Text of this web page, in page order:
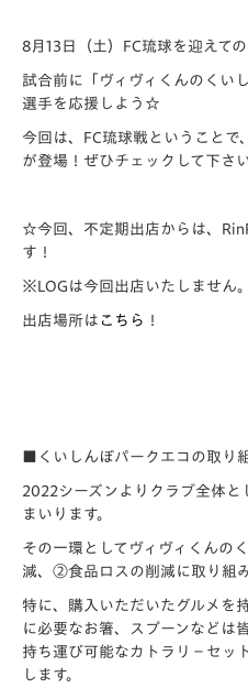
8月13日（土）FC琉球を迎えての
試合前に「ヴィヴィくんのくい
選手を応援しよう☆
今回は、FC琉球戦ということ
が登場！ぜひチェックして下さい
☆今回、不定期出店からは、
す！
※LOGは今回出店いたしません。
出店場所は こちら ！
■くいしんぼパークエコの取り
2022シーズンよりクラブ全体と
まいります。
その一環としてヴィヴィくんの
減、②食品ロスの削減 に取り組
特に、購入いただいたグルメを
に必要なお箸、スプーンなどは
持ち運び可能なカトラリ－セッ
します。